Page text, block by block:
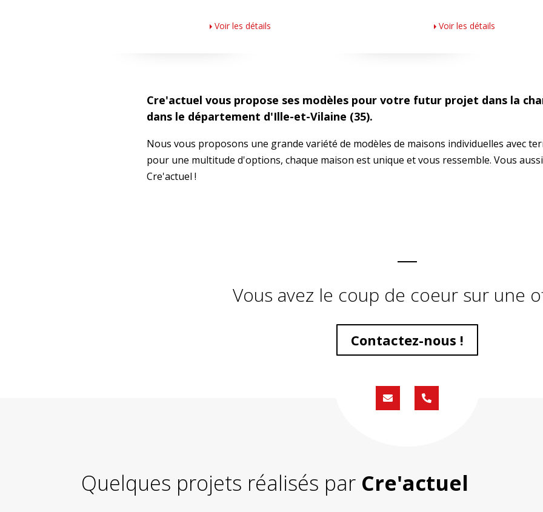
Voir les détails Voir les détails
Cre'actuel vous propose ses modèles pour votre futur projet dans la
dans le département d'Ille-et-Vilaine (35).
Nous vous proposons une grande variété de modèles de maisons individuelles avec
pour une multitude d'options, chaque maison est unique et vous ressemble. Vous
Cre'actuel !
Vous avez le coup de coeur sur une
Contactez-nous !
Formulaire
de
02
59
Quelques projets réalisés par Cre'actuel